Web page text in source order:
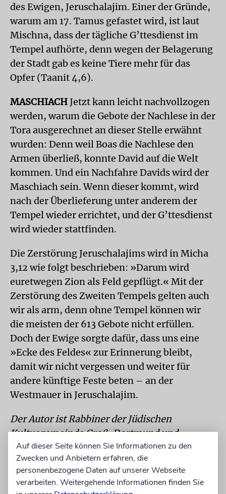
des Ewigen, Jeruschalajim. Einer der Gründe,
warum am 17. Tamus gefastet wird, ist laut
Mischna, dass der tägliche G’ttesdienst im
Tempel aufhörte, denn wegen der Belagerung
der Stadt gab es keine Tiere mehr für das
Opfer (Taanit 4,6).
MASCHIACH Jetzt kann leicht nachvollzogen
werden, warum die Gebote der Nachlese in der
Tora ausgerechnet an dieser Stelle erwähnt
wurden: Denn weil Boas die Nachlese den
Armen überließ, konnte David auf die Welt
kommen. Und ein Nachfahre Davids wird der
Maschiach sein. Wenn dieser kommt, wird
nach der Überlieferung unter anderem der
Tempel wieder errichtet, und der G’ttesdienst
wird wieder stattfinden.
Die Zerstörung Jeruschalajims wird in Micha
3,12 wie folgt beschrieben: »Darum wird
euretwegen Zion als Feld gepflügt.« Mit der
Zerstörung des Zweiten Tempels gelten auch
wir als arm, denn ohne Tempel können wir
die meisten der 613 Gebote nicht erfüllen.
Doch der Ewige sorgte dafür, dass uns eine
»Ecke des Feldes« zur Erinnerung bleibt,
damit wir nicht vergessen und weiter für
andere künftige Feste beten – an der
Westmauer in Jeruschalajim.
Der Autor ist Rabbiner der Jüdischen
Kultusgemeinde Groß-Dortmund und
Mitglied der Orthodoxen Rabbinerkonferenz.
Paraschat Emor
Am Anfang des Wochenabschnitts stehen
Auf dieser Seite können Sie Informationen zu den
Zwecken und Anbietern erfahren, die
personenbezogene Daten auf unserer Webseite
verarbeiten. Weitergehende Informationen finden Sie